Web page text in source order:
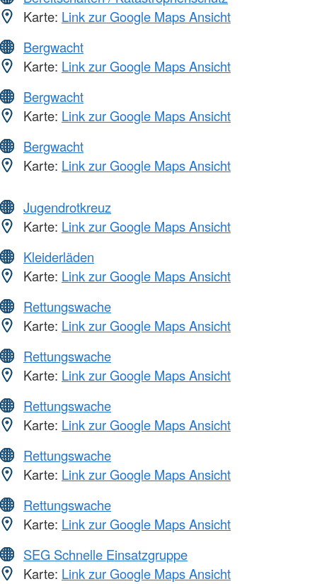
Karte: Link zur Google Maps Ansicht
Bergwacht
Karte: Link zur Google Maps Ansicht
Bergwacht
Karte: Link zur Google Maps Ansicht
Bergwacht
Karte: Link zur Google Maps Ansicht
Jugendrotkreuz
Karte: Link zur Google Maps Ansicht
Kleiderläden
Karte: Link zur Google Maps Ansicht
Rettungswache
Karte: Link zur Google Maps Ansicht
Rettungswache
Karte: Link zur Google Maps Ansicht
Rettungswache
Karte: Link zur Google Maps Ansicht
Rettungswache
Karte: Link zur Google Maps Ansicht
Rettungswache
Karte: Link zur Google Maps Ansicht
SEG Schnelle Einsatzgruppe
Karte: Link zur Google Maps Ansicht